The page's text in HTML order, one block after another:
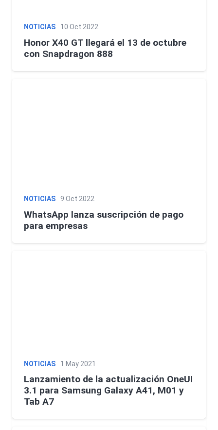
NOTICIAS 10 Oct 2022
Honor X40 GT llegará el 13 de octubre
con Snapdragon 888
NOTICIAS 9 Oct 2022
WhatsApp lanza suscripción de pago
para empresas
NOTICIAS 1 May 2021
Lanzamiento de la actualización OneUI
3.1 para Samsung Galaxy A41, M01 y
Tab A7